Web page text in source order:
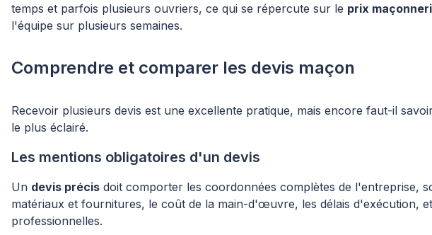
temps et parfois plusieurs ouvriers, ce qui se répercute sur le prix
l'équipe sur plusieurs semaines.
Comprendre et comparer les devis maçon
Recevoir plusieurs devis est une excellente pratique, mais encore faut-il
le plus éclairé.
Les mentions obligatoires d'un devis
Un devis précis doit comporter les coordonnées complètes de l'entreprise,
matériaux et fournitures, le coût de la main-d'œuvre, les délais d'exécution,
professionnelles.